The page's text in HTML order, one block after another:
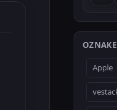
OZNAKE
Apple